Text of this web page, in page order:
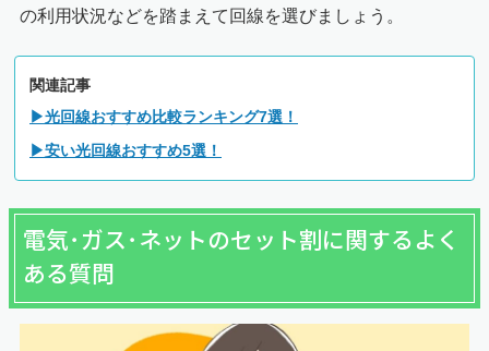
の利用状況などを踏まえて回線を選びましょう。
関連記事
▶光回線おすすめ比較ランキング7選！
▶安い光回線おすすめ5選！
電気･ガス･ネットのセット割に関するよく
ある質問